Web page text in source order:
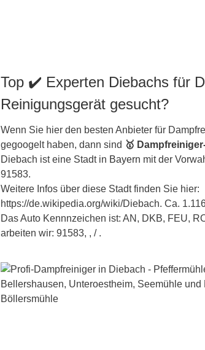
Top ✔️ Experten Diebachs für
Reinigungsgerät gesucht?
Wenn Sie hier den besten Anbieter für
gegoogelt haben, dann sind 🥇
Diebach ist eine Stadt in Bayern mit der
91583.
Weitere Infos über diese Stadt finden Sie hier:
https://de.wikipedia.org/wiki/Diebach. Ca.
Das Auto Kennnzeichen ist: AN, DKB, FEU,
arbeiten wir: 91583, , / .